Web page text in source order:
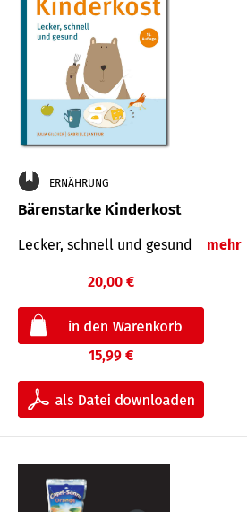
ERNÄHRUNG
Bärenstarke Kinderkost
Lecker, schnell und gesund mehr
20,00 €
15,99 €